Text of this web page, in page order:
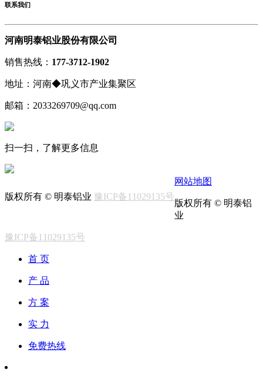
联系我们
河南明泰铝业股份有限公司
销售热线： 177-3712-1902
地址：河南◆巩义市产业集聚区
邮箱：2033269709@qq.com
扫一扫，了解更多信息
版权所有 © 明泰铝业 豫ICP备11029135号
网站地图
版权所有 © 明泰铝
业
豫ICP备11029135号
首 页
产 品
方 案
实 力
免费热线